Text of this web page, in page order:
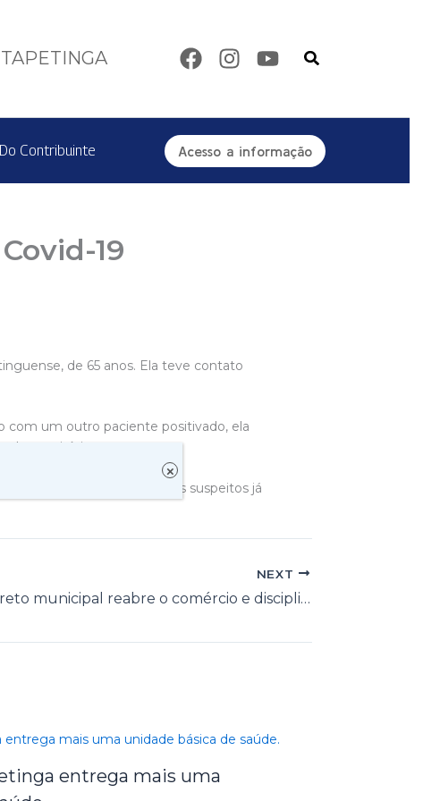
Pesquisar
Contribuinte Acesso a informação
19
de 65 anos. Ela teve contato
com um outro paciente positivado, ela
município.
subiu para 74. 17 casos suspeitos já
NEXT
Novo decreto municipal reabre o comércio e disciplina atuação das empresas
entrega mais uma
×